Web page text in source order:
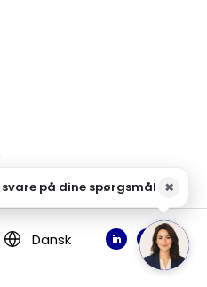
Dansk